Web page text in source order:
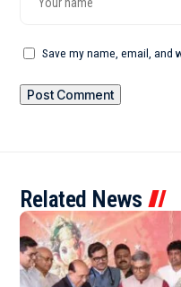
Save my name, email, and
Related News